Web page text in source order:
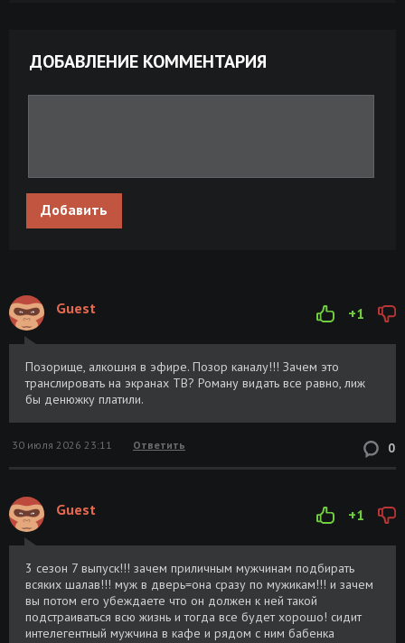
ДОБАВЛЕНИЕ КОММЕНТАРИЯ
Добавить
+1
Guest
Позорище, алкошня в эфире. Позор каналу!!! Зачем это
транслировать на экранах ТВ? Роману видать все равно, лиж
бы денюжку платили.
0
30 июля 2026 23:11 Ответить
+1
Guest
3 сезон 7 выпуск!!! зачем приличным мужчинам подбирать
всяких шалав!!! муж в дверь=она сразу по мужикам!!! и зачем
вы потом его убеждаете что он должен к ней такой
подстраиваться всю жизнь и тогда все будет хорошо! сидит
интелегентный мужчина в кафе и рядом с ним бабенка